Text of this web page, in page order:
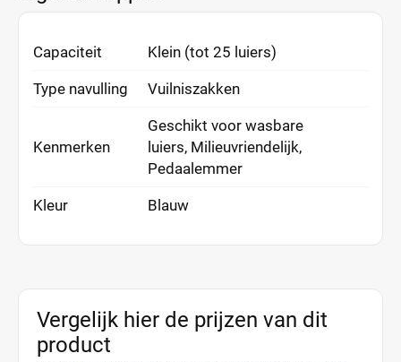
Capaciteit Klein (tot 25 luiers)
Type navulling Vuilniszakken
Kenmerken
Geschikt voor wasbare
luiers, Milieuvriendelijk,
Pedaalemmer
Kleur Blauw
Vergelijk hier de prijzen van dit
product